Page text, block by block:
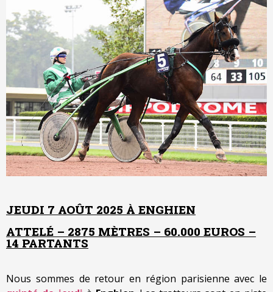
JEUDI 7 AOÛT 2025 À ENGHIEN
ATTELÉ – 2875 MÈTRES – 60.000 EUROS –
14 PARTANTS
Nous sommes de retour en région parisienne avec le